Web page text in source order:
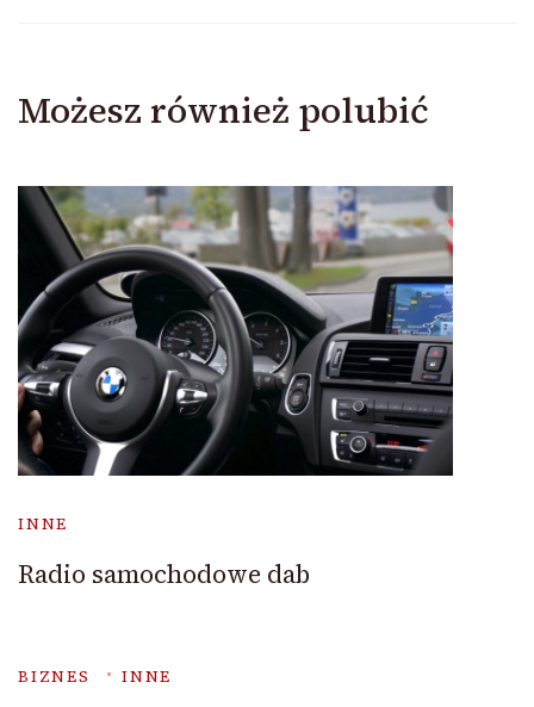
Możesz również polubić
INNE
Radio samochodowe dab
BIZNES INNE